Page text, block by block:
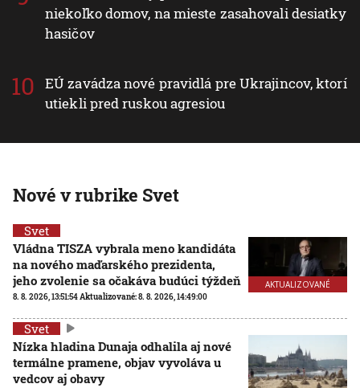
niekoľko domov, na mieste zasahovali desiatky
hasičov
EÚ zavádza nové pravidlá pre Ukrajincov, ktorí
utiekli pred ruskou agresiou
Nové v rubrike Svet
AKTUALIZOVANÉ
Svet
Vládna TISZA vybrala meno kandidáta
na nového maďarského prezidenta,
jeho zvolenie sa očakáva budúci týždeň
8. 8. 2026, 13:51:54Aktualizované:8. 8. 2026, 14:49:00
Svet
Nízka hladina Dunaja odhalila aj nové
termálne pramene, objav vyvoláva u
vedcov aj obavy